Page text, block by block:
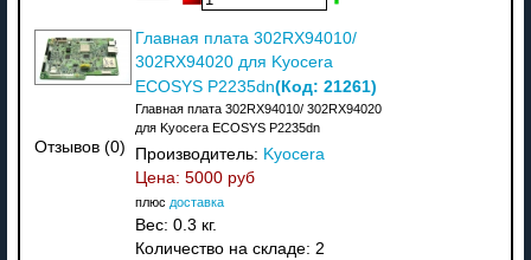
Отзывов (0)
Главная плата 302RX94010/
302RX94020 для Kyocera
ECOSYS P2235dn(Код: 21261)
Главная плата 302RX94010/ 302RX94020
для Kyocera ECOSYS P2235dn
Производитель: Kyocera
Цена: 5000 руб
плюс доставка
Вес: 0.3 кг.
Количество на складе: 2